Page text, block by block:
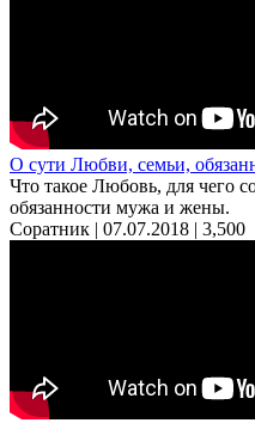
О сути Любви, семьи,
Что такое Любовь, для чего
обязанности мужа и жены.
Соратник | 07.07.2018 | 3,500